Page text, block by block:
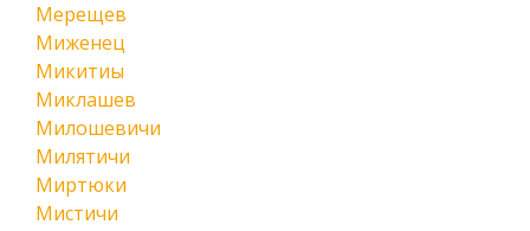
Мерещев
Миженец
Микитиы
Миклашев
Милошевичи
Милятичи
Миртюки
Мистичи